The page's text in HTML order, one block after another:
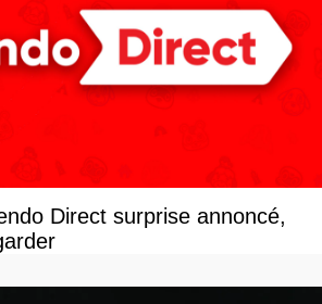
Direct surprise annoncé,